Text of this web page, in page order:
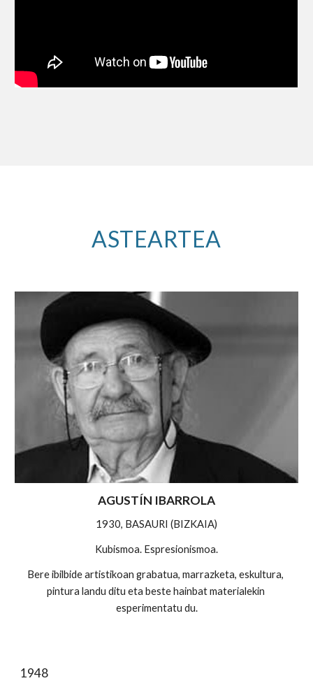
ASTEARTEA
AGUSTÍN IBARROLA
1930, BASAURI (BIZKAIA)
Kubismoa. Espresionismoa.
Bere ibilbide artistikoan grabatua, marrazketa, eskultura,
pintura landu ditu eta beste hainbat materialekin
esperimentatu du.
1948